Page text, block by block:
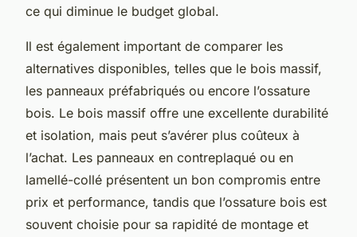
ce qui diminue le budget global.
Il est également important de comparer les
alternatives disponibles, telles que le bois massif,
les panneaux préfabriqués ou encore l’ossature
bois. Le bois massif offre une excellente durabilité
et isolation, mais peut s’avérer plus coûteux à
l’achat. Les panneaux en contreplaqué ou en
lamellé-collé présentent un bon compromis entre
prix et performance, tandis que l’ossature bois est
souvent choisie pour sa rapidité de montage et